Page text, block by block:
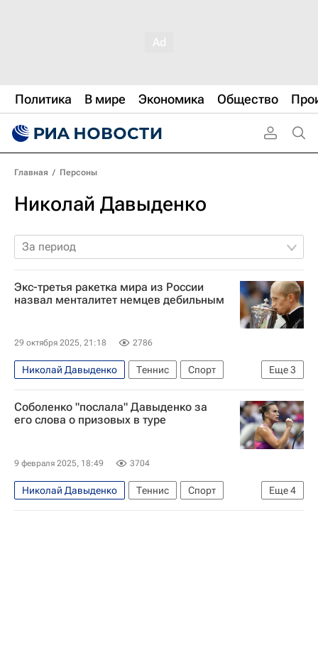
Политика В мире Экономика Общество
Главная / Персоны
Николай Давыденко
За период
Экс-третья ракетка мира из России
назвал менталитет немцев дебильным
29 октября 2025, 21:18 2786
Еще3
Николай Давыденко Теннис
Спорт
Германия
Россия Волгоград
Соболенко "послала" Давыденко за
его слова о призовых в туре
9 февраля 2025, 18:49 3704
Еще4
Николай Давыденко Теннис
Спорт
Абу-Даби
Арина Соболенко
Паула Бадоса